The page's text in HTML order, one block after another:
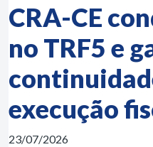
CRA-CE
no TRF5 e
execução
23/07/2026